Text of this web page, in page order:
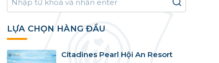
LỰA CHỌN HÀNG ĐẦU
Citadines Pearl Hội An Resort